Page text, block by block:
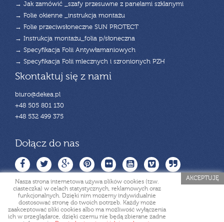
→ Jak zamówić _szafy przesuwne z panelami szklanymi
→ Folie okienne _instrukcja montażu
→ Folie przeciwsłoneczne SUN PROTECT
→ Instrukcja montażu_folia p/słoneczna
→ Specyfikacja Folii Antywłamaniowych
→ Specyfikacja Folii mlecznych i szronionych PZH
Skontaktuj się z nami
biuro@dekea.pl
+48 505 801 130
+48 532 499 375
Dołącz do nas
Nasza strona internetowa używa plików cookies (tzw.
ciasteczka) w celach statystycznych, reklamowych oraz
funkcjonalnych. Dzięki nim możemy indywidualnie
dostosować stronę do twoich potrzeb. Każdy może
zaakceptować pliki cookies albo ma możliwość wyłączenia
ich w przeglądarce, dzięki czemu nie będą zbierane żadne
AKCEPTUJĘ